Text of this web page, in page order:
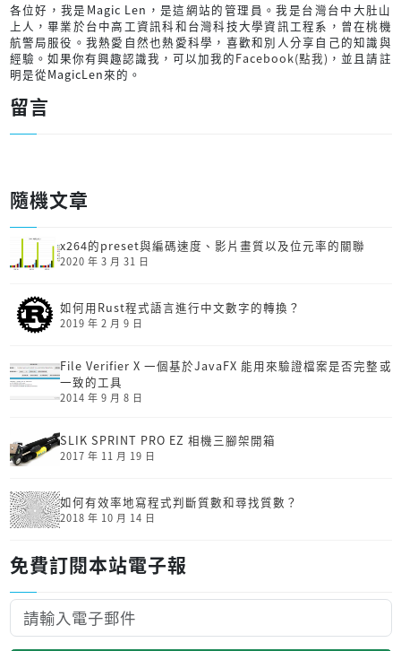
各位好，我是Magic Len，是這網站的管理員。我是台灣台中大肚山
上人，畢業於台中高工資訊科和台灣科技大學資訊工程系，曾在桃機
航警局服役。我熱愛自然也熱愛科學，喜歡和別人分享自己的知識與
經驗。如果你有興趣認識我，可以加我的Facebook(點我) ，並且請註
明是從MagicLen來的。
留言
隨機文章
x264的preset與編碼速度、影片畫質以及位元率的關聯
2020 年 3 月 31 日
如何用Rust程式語言進行中文數字的轉換？
2019 年 2 月 9 日
File Verifier X 一個基於JavaFX 能用來驗證檔案是否完整或
一致的工具
2014 年 9 月 8 日
SLIK SPRINT PRO EZ 相機三腳架開箱
2017 年 11 月 19 日
如何有效率地寫程式判斷質數和尋找質數？
2018 年 10 月 14 日
免費訂閱本站電子報